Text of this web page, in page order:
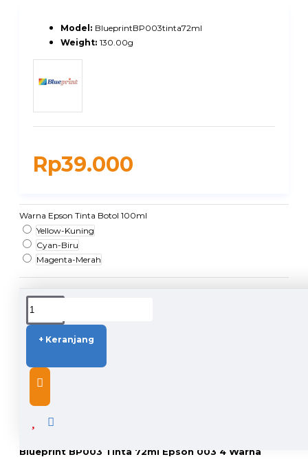
Rp39.000
Model: BlueprintBP003tinta72ml
Weight: 130.00g
Warna Epson Tinta Botol 100ml
Yellow-Kuning
Cyan-Biru
Magenta-Merah
+ Keranjang
DUKUNGAN PENGIRIMAN
DESCRIPTION
Blueprint BP003 Tinta 72ml Epson 003 4 Warna